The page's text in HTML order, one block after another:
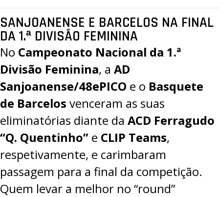
SANJOANENSE E BARCELOS NA FINAL
DA 1.ª DIVISÃO FEMININA
No Campeonato Nacional da 1.ª
Divisão Feminina, a AD
Sanjoanense/48ePICO e o Basquete
de Barcelos venceram as suas
eliminatórias diante da ACD Ferragudo
“Q. Quentinho” e CLIP Teams,
respetivamente, e carimbaram
passagem para a final da competição.
Quem levar a melhor no “round”